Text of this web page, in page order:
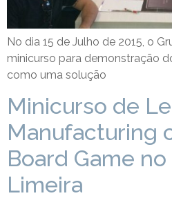
No dia 15 de Julho de 2015, o
minicurso para demonstração
como uma solução
Minicurso de
Manufacturing
Board Game no
Limeira